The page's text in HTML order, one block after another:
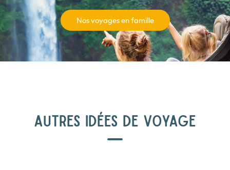
Nos voyages en famille
AUTRES IDÉES DE VOYAGE